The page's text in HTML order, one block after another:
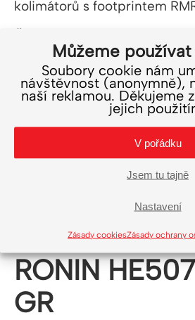
Můžeme
Soubory cookie nám
návštěvnost (anonymně),
naší reklamou. Děkujeme
jejich
V pořádku
Jsem tu tajně
Nastavení
Zásady cookiesZásady ochrany
kolimátorů s footprintem
Otevřený
kolimátor
RONIN
GR